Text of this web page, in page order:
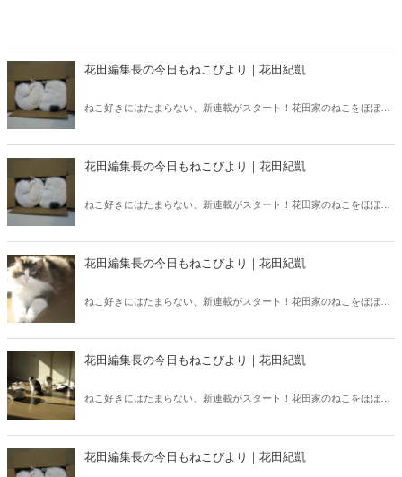
花田編集長の今日もねこびより｜花田紀凱
ねこ好きにはたまらない、新連載がスタート！花田家のねこをほぼ毎
花田編集長の今日もねこびより｜花田紀凱
ねこ好きにはたまらない、新連載がスタート！花田家のねこをほぼ毎
花田編集長の今日もねこびより｜花田紀凱
ねこ好きにはたまらない、新連載がスタート！花田家のねこをほぼ毎
花田編集長の今日もねこびより｜花田紀凱
ねこ好きにはたまらない、新連載がスタート！花田家のねこをほぼ毎
花田編集長の今日もねこびより｜花田紀凱